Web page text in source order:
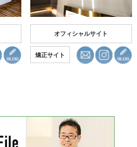
オフィシャルサイト
矯正サイト